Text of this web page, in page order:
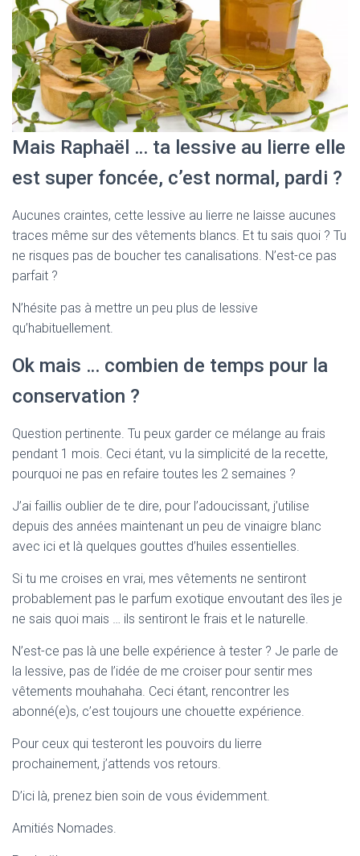
Mais Raphaël … ta lessive au lierre elle
est super foncée, c’est normal, pardi ?
Aucunes craintes, cette lessive au lierre ne laisse aucunes
traces même sur des vêtements blancs. Et tu sais quoi ? Tu
ne risques pas de boucher tes canalisations. N’est-ce pas
parfait ?
N’hésite pas à mettre un peu plus de lessive
qu’habituellement.
Ok mais … combien de temps pour la
conservation ?
Question pertinente. Tu peux garder ce mélange au frais
pendant 1 mois. Ceci étant, vu la simplicité de la recette,
pourquoi ne pas en refaire toutes les 2 semaines ?
J’ai faillis oublier de te dire, pour l’adoucissant, j’utilise
depuis des années maintenant un peu de vinaigre blanc
avec ici et là quelques gouttes d’huiles essentielles.
Si tu me croises en vrai, mes vêtements ne sentiront
probablement pas le parfum exotique envoutant des îles je
ne sais quoi mais … ils sentiront le frais et le naturelle.
N’est-ce pas là une belle expérience à tester ? Je parle de
la lessive, pas de l’idée de me croiser pour sentir mes
vêtements mouhahaha. Ceci étant, rencontrer les
abonné(e)s, c’est toujours une chouette expérience.
Pour ceux qui testeront les pouvoirs du lierre
prochainement, j’attends vos retours.
D’ici là, prenez bien soin de vous évidemment.
Amitiés Nomades.